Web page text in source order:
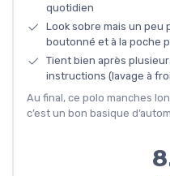
quotidien
Look sobre mais un peu
boutonné et à la poche
Tient bien après
instructions (lavage à
Au final, ce polo manches
c’est un bon basique